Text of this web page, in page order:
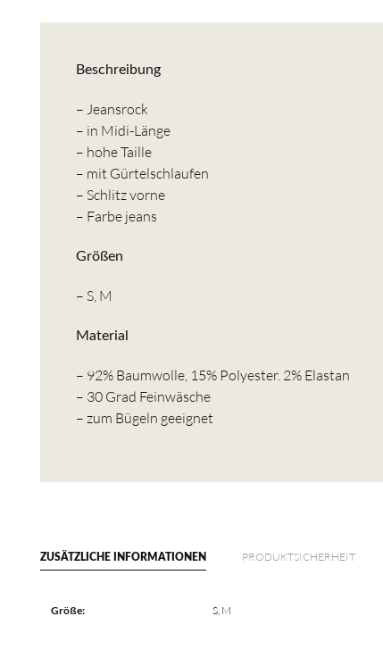
Beschreibung
– Jeansrock
– in Midi-Länge
– hohe Taille
– mit Gürtelschlaufen
– Schlitz vorne
– Farbe jeans
Größen
– S, M
Material
– 92% Baumwolle, 15% Polyester. 2% Elastan
– 30 Grad Feinwäsche
– zum Bügeln geeignet
ZUSÄTZLICHE INFORMATIONEN PRODUKTSICHERHEIT
Größe: S, M